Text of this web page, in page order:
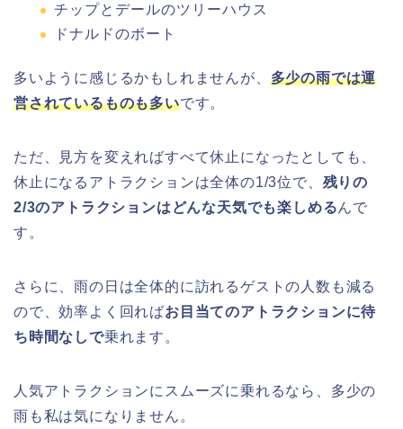
チップとデールのツリーハウス
ドナルドのボート
多いように感じるかもしれませんが
多少の雨では運
営されているものも多いです。
ただ、見方を変えればすべて休止になったとしても、
休止になるアトラクションは全体の1/3位で、 残りの
2/3のアトラクションはどんな天気でも楽しめるんで
す。
さらに、雨の日は全体的に訪れるゲストの人数も減る
ので、効率よく回ればお目当てのアトラクションに待
ち時間なしで乗れます。
人気アトラクションにスムーズに乗れるなら、多少の
雨も私は気になりません。